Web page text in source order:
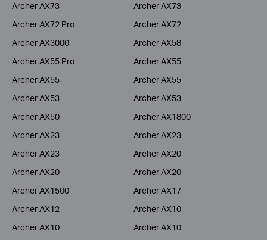
Archer AX73
Archer AX73
Archer AX72 Pro
Archer AX72
Archer AX3000
Archer AX58
Archer AX55 Pro
Archer AX55
Archer AX55
Archer AX55
Archer AX53
Archer AX53
Archer AX50
Archer AX1800
Archer AX23
Archer AX23
Archer AX23
Archer AX20
Archer AX20
Archer AX20
Archer AX1500
Archer AX17
Archer AX12
Archer AX10
Archer AX10
Archer AX10